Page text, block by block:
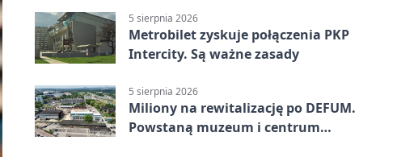
5 sierpnia 2026
Metrobilet zyskuje połączenia PKP
Intercity. Są ważne zasady
5 sierpnia 2026
Miliony na rewitalizację po DEFUM.
Powstaną muzeum i centrum